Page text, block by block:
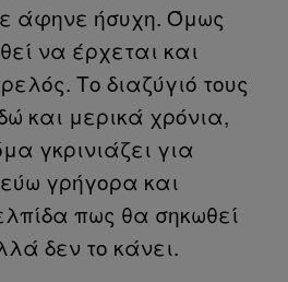
άφηνε ήσυχη. Όμως
να έρχεται και
Το διαζύγιό τους
και μερικά χρόνια,
γκρινιάζει για
γρήγορα και
πως θα σηκωθεί
δεν το κάνει.